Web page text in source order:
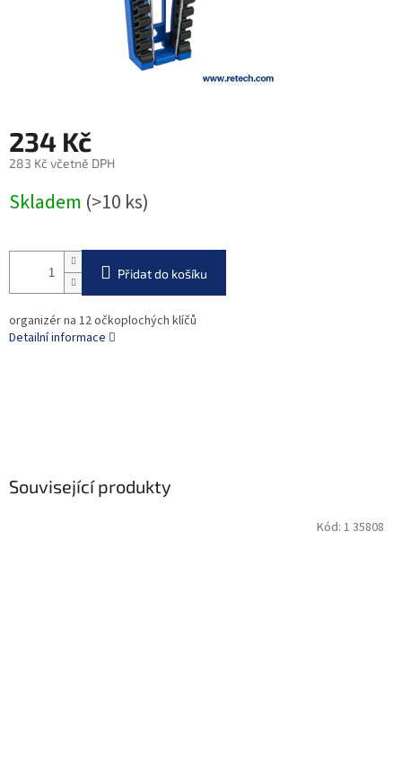
234 Kč
283 Kč včetně DPH
cena:
Skladem (>10 ks)
Přidat do košíku
organizér na 12 očkoplochých klíčů
Detailní informace
Související produkty
Kód: 1 35808